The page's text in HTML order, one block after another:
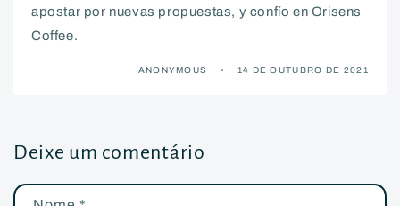
apostar por nuevas propuestas, y confío en Orisens
Coffee.
ANONYMOUS 14 DE OUTUBRO DE 2021
Deixe um comentário